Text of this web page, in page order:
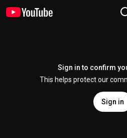
Sign in to confirm
This helps protect our
Sign in